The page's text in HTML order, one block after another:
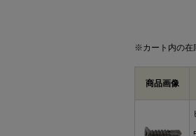
※カート内の在
商品画像